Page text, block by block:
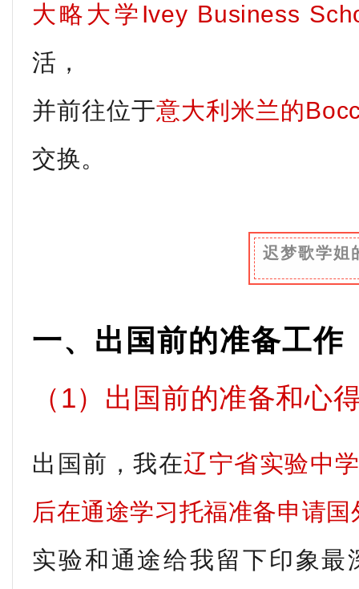
大略大学Ivey Business
活，
并前往位于意大利米兰的
交换。
迟梦歌学姐
一、出国前的准备工作
（1）出国前的准备和心
出国前，我在辽宁省实验中
后在通途学习托福准备申请国
实验和通途给我留下印象